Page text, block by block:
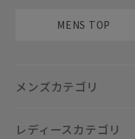
MENS TOP
メンズカテゴリ
レディースカテゴリ